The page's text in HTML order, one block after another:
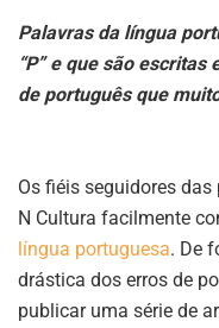
Palavras da língua
“P” e que são
de português que
Os fiéis seguidores
N Cultura facilmente
língua portuguesa. De
drástica dos erros de
publicar uma série de